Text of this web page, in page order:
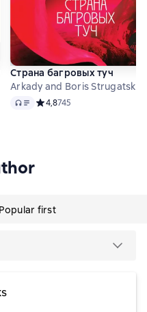
он может значить
оценок
Страна багровых туч
Arkady and Boris Strugatsky
Audio Средний рейтинг 4,8 на
4,8745
Popular first